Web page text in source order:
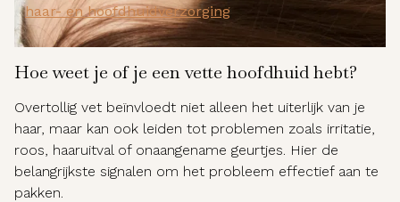
haar- en hoofdhuidverzorging
Hoe weet je of je een vette hoofdhuid hebt?
Overtollig vet beïnvloedt niet alleen het uiterlijk van je
haar, maar kan ook leiden tot problemen zoals irritatie,
roos, haaruitval of onaangename geurtjes. Hier de
belangrijkste signalen om het probleem effectief aan te
pakken.